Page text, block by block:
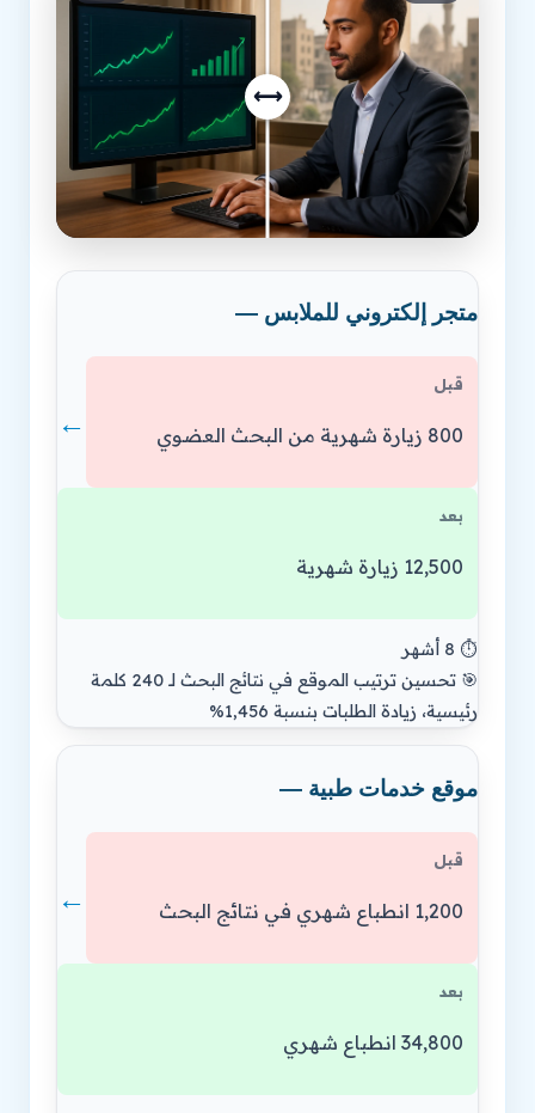
⟷
متجر إلكتروني للملابس —
قبل
800 زيارة شهرية من البحث العضوي ←
بعد
12,500 زيارة شهرية
⏱️ 8 أشهر
🎯 تحسين ترتيب الموقع في نتائج البحث لـ 240 كلمة
رئيسية، زيادة الطلبات بنسبة 1,456%
موقع خدمات طبية —
قبل
1,200 انطباع شهري في نتائج البحث ←
بعد
34,800 انطباع شهري